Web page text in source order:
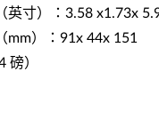
英寸）：3.58 x1.73x
mm）：91x 44x 151
磅）